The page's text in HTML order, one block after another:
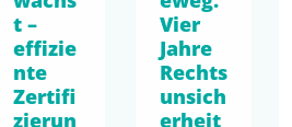
Körperp
flege
und
Gesundh
eitsprod
bevorste
henden
PPWR,
einer
sich
t –
effizie
nte
Zertifi
zierun
Vier
Jahre
Rechts
unsich
erheit